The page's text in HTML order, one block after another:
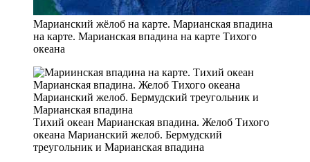
Марианский жёлоб на карте. Марианская впадина
на карте. Марианская впадина на карте Тихого
океана
Тихий океан Марианская впадина. Желоб Тихого
океана Марианский желоб. Бермудский
треугольник и Марианская впадина